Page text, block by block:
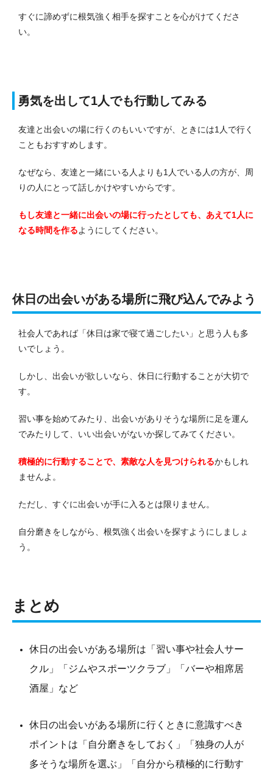
すぐに諦めずに根気強く相手を探すことを心がけてくださ
い。
勇気を出して1人でも行動してみる
友達と出会いの場に行くのもいいですが、ときには1人で行く
こともおすすめします。
なぜなら、友達と一緒にいる人よりも1人でいる人の方が、周
りの人にとって話しかけやすいからです。
もし友達と一緒に出会いの場に行ったとしても、あえて1人に
なる時間を作るようにしてください。
休日の出会いがある場所に飛び込んでみよう
社会人であれば「休日は家で寝て過ごしたい」と思う人も多
いでしょう。
しかし、出会いが欲しいなら、休日に行動することが大切で
す。
習い事を始めてみたり、出会いがありそうな場所に足を運ん
でみたりして、いい出会いがないか探してみてください。
積極的に行動することで、素敵な人を見つけられるかもしれ
ませんよ。
ただし、すぐに出会いが手に入るとは限りません。
自分磨きをしながら、根気強く出会いを探すようにしましょ
う。
まとめ
休日の出会いがある場所は「習い事や社会人サー
クル」「ジムやスポーツクラブ」「バーや相席居
酒屋」など
休日の出会いがある場所に行くときに意識すべき
ポイントは「自分磨きをしておく」「独身の人が
多そうな場所を選ぶ」「自分から積極的に行動す